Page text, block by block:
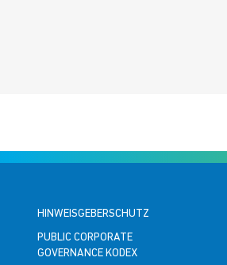
HINWEISGEBERSCHUTZ
PUBLIC CORPORATE
GOVERNANCE KODEX